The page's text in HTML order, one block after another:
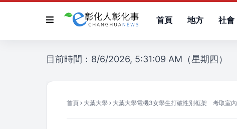
首頁 地方 社會
目前時間：8/6/2026, 5:31:09 AM（星期四）
首頁 大葉大學 大葉大學電機3女學生打破性別框架 考取室